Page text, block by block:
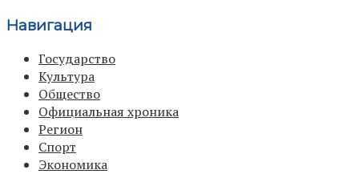
Навигация
Государство
Культура
Общество
Официальная хроника
Регион
Спорт
Экономика